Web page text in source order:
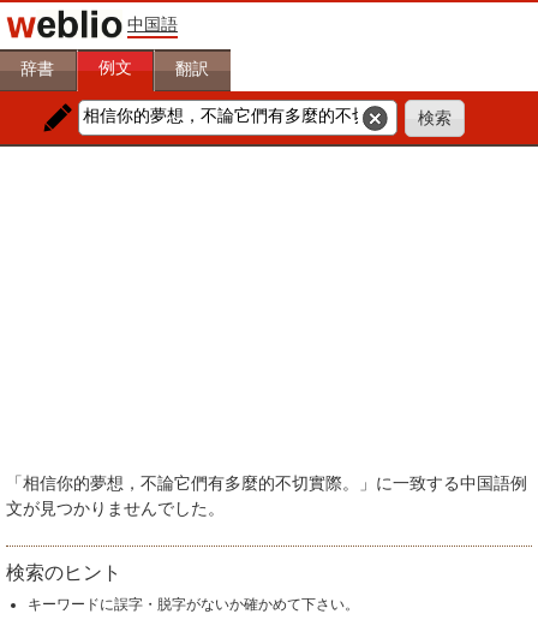
中国語
辞書 例文 翻訳
「相信你的夢想，不論它們有多麼的不切實際。」に一致する中国語例
文が見つかりませんでした。
検索のヒント
キーワードに誤字・脱字がないか確かめて下さい。